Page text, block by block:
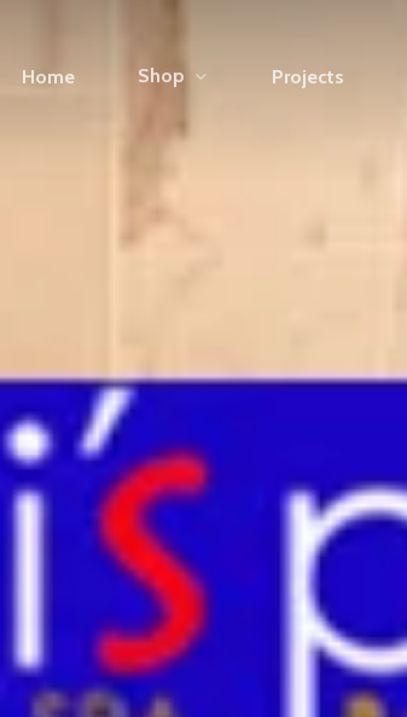
Home Shop Projects